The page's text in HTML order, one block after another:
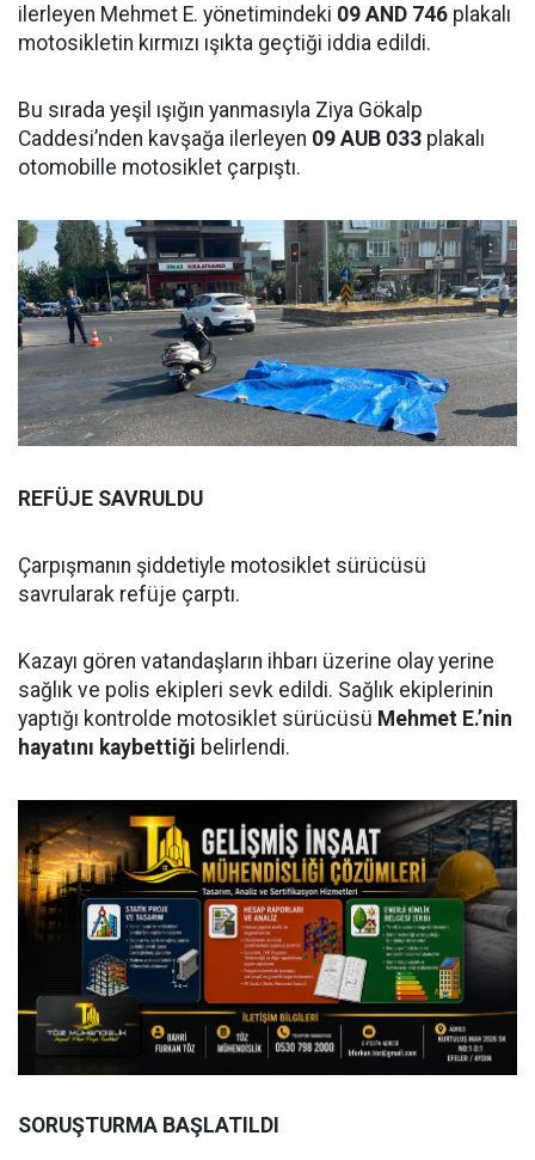
ilerleyen Mehmet E. yönetimindeki 09 AND 746 plakalı
motosikletin kırmızı ışıkta geçtiği iddia edildi.
Bu sırada yeşil ışığın yanmasıyla Ziya Gökalp
Caddesi’nden kavşağa ilerleyen 09 AUB 033 plakalı
otomobille motosiklet çarpıştı.
REFÜJE SAVRULDU
Çarpışmanın şiddetiyle motosiklet sürücüsü
savrularak refüje çarptı.
Kazayı gören vatandaşların ihbarı üzerine olay yerine
sağlık ve polis ekipleri sevk edildi. Sağlık ekiplerinin
yaptığı kontrolde motosiklet sürücüsü Mehmet E.’nin
hayatını kaybettiği belirlendi.
SORUŞTURMA BAŞLATILDI